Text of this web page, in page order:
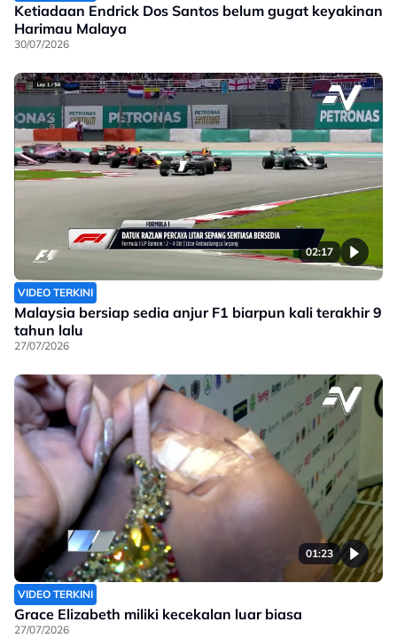
Ketiadaan Endrick Dos Santos belum gugat keyakinan
Harimau Malaya
30/07/2026
02:17
VIDEO TERKINI
Malaysia bersiap sedia anjur F1 biarpun kali terakhir 9
tahun lalu
27/07/2026
01:23
VIDEO TERKINI
Grace Elizabeth miliki kecekalan luar biasa
27/07/2026